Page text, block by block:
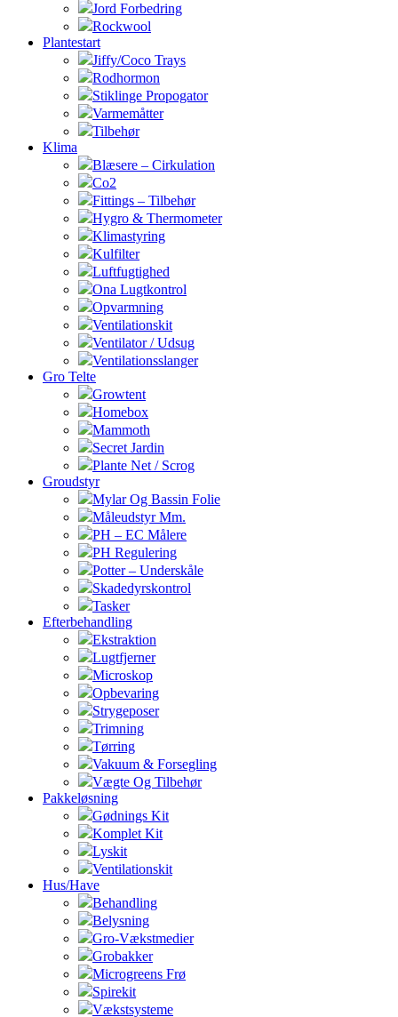
Jord Forbedring
Rockwool
Plantestart
Jiffy/Coco Trays
Rodhormon
Stiklinge Propogator
Varmemåtter
Tilbehør
Klima
Blæsere – Cirkulation
Co2
Fittings – Tilbehør
Hygro & Thermometer
Klimastyring
Kulfilter
Luftfugtighed
Ona Lugtkontrol
Opvarmning
Ventilationskit
Ventilator / Udsug
Ventilationsslanger
Gro Telte
Growtent
Homebox
Mammoth
Secret Jardin
Plante Net / Scrog
Groudstyr
Mylar Og Bassin Folie
Måleudstyr Mm.
PH – EC Målere
PH Regulering
Potter – Underskåle
Skadedyrskontrol
Tasker
Efterbehandling
Ekstraktion
Lugtfjerner
Microskop
Opbevaring
Strygeposer
Trimning
Tørring
Vakuum & Forsegling
Vægte Og Tilbehør
Pakkeløsning
Gødnings Kit
Komplet Kit
Lyskit
Ventilationskit
Hus/Have
Behandling
Belysning
Gro-Vækstmedier
Grobakker
Microgreens Frø
Spirekit
Vækstsysteme